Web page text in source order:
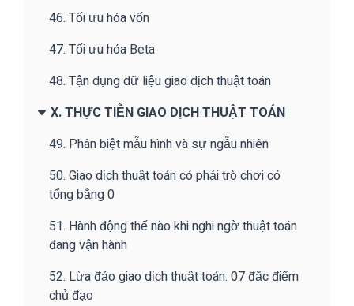
46. Tối ưu hóa vốn
47. Tối ưu hóa Beta
48. Tận dụng dữ liệu giao dịch thuật toán
X. THỰC TIỄN GIAO DỊCH THUẬT TOÁN
49. Phân biệt mẫu hình và sự ngẫu nhiên
50. Giao dịch thuật toán có phải trò chơi có
tổng bằng 0
51. Hành động thế nào khi nghi ngờ thuật toán
đang vận hành
52. Lừa đảo giao dịch thuật toán: 07 đặc điểm
chủ đạo